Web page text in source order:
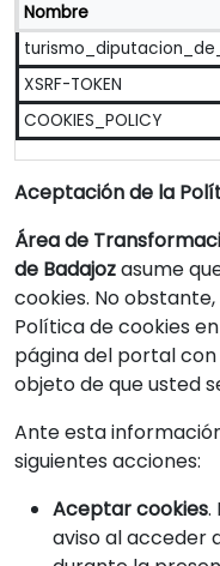
Nombre
XSRF-TOKEN
COOKIES_POLICY
Aceptación de la
Área de
de Badajozasume
cookies. No
Política de cookies
página del portal
objeto de que usted
Ante esta
siguientes acciones:
Aceptar cookies.
aviso al acceder